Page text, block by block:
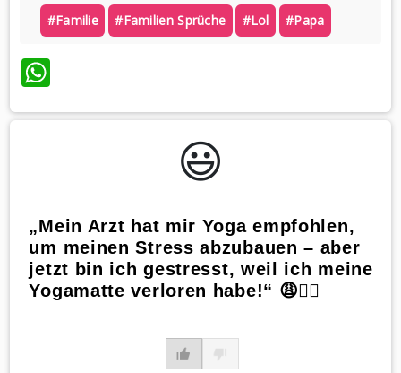
#familie #familien Sprüche #lol #papa
WhatsApp
😃️
„Mein Arzt hat mir Yoga empfohlen,
um meinen Stress abzubauen – aber
jetzt bin ich gestresst, weil ich meine
Yogamatte verloren habe!“ 😩🧘‍♀️